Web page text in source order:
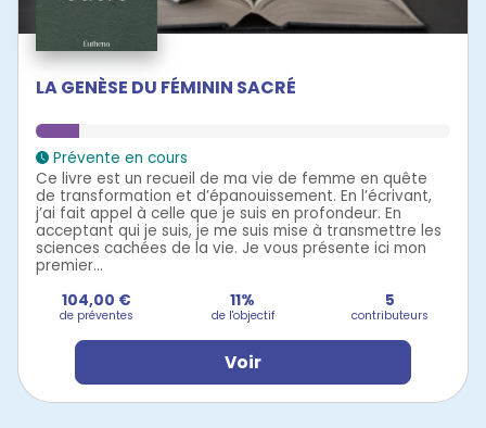
LA GENÈSE DU FÉMININ SACRÉ
Prévente en cours
Ce livre est un recueil de ma vie de femme en quête
de transformation et d’épanouissement. En l’écrivant,
j’ai fait appel à celle que je suis en profondeur. En
acceptant qui je suis, je me suis mise à transmettre les
sciences cachées de la vie. Je vous présente ici mon
premier...
104,00 €
de préventes
11%
de l'objectif
5
contributeurs
Voir